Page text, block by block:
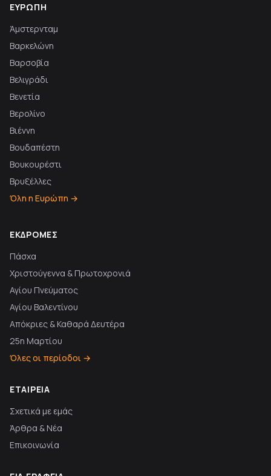
ΕΥΡΏΠΗ
Άμστερνταμ
Βαρκελώνη
Βαρσοβία
Βελιγράδι
Βενετία
Βερολίνο
Βιέννη
Βουδαπέστη
Βουκουρέστι
Βρυξέλλες
Όλη η Ευρώπη →
ΕΚΔΡΟΜΈΣ
Πάσχα
Χριστούγεννα & Πρωτοχρονιά
Αγίου Πνεύματος
Αγίου Βαλεντίνου
Απόκριες & Καθαρά Δευτέρα
25η Μαρτίου
Όλες οι περίοδοι →
ΕΤΑΙΡΕΊΑ
Σχετικά με εμάς
Άρθρα & Νέα
Επικοινωνία